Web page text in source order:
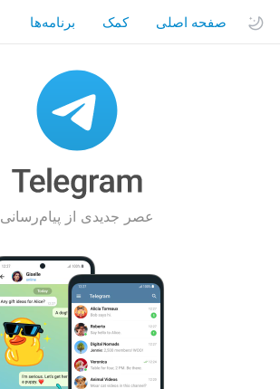
صفحه اصلی کمک
عصر جدیدی از پیام‌رسانی